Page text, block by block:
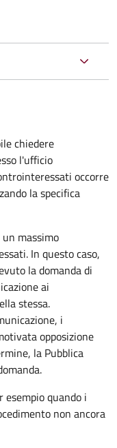
chiedere
l'ufficio
occorre
la specifica
massimo
In questo caso,
la domanda di
ai
stessa.
i
opposizione
la Pubblica
quando i
non ancora